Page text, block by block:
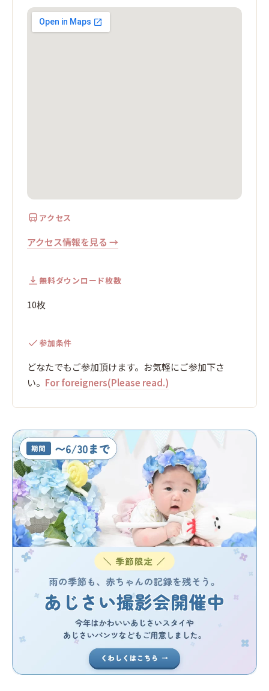
アクセス
アクセス情報を見る →
無料ダウンロード枚数
10枚
参加条件
どなたでもご参加頂けます。お気軽にご参加下さ
い。 For foreigners(Please read.)